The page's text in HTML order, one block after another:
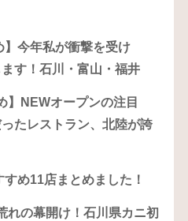
】今年私が衝撃を受け
す！石川・富山・福井
】NEWオープンの注目
たレストラン、北陸が誇
すめ11店まとめました！
れの幕開け！石川県カニ初